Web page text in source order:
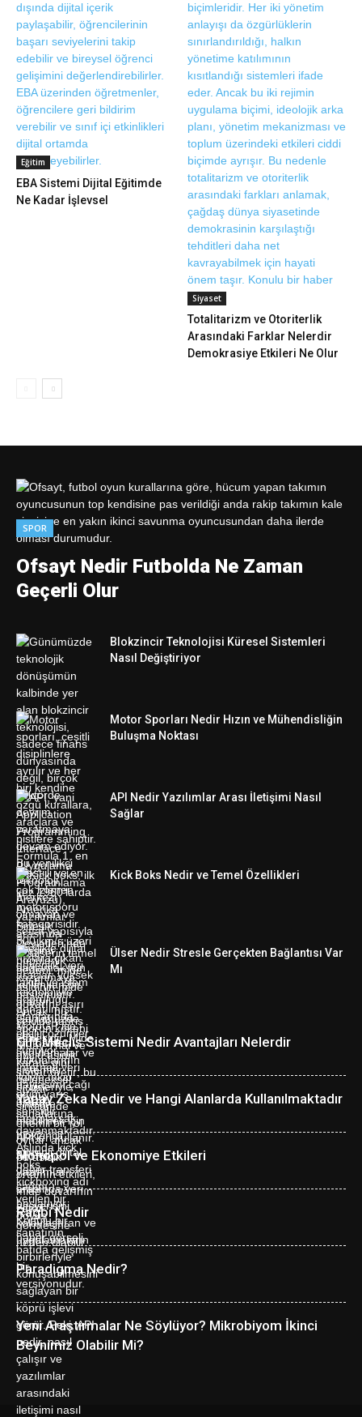
Eğitim
EBA Sistemi Dijital Eğitimde
Ne Kadar İşlevsel
Siyaset
Totalitarizm ve Otoriterlik
Arasındaki Farklar Nelerdir
Demokrasiye Etkileri Ne Olur
SPOR
Ofsayt Nedir Futbolda Ne Zaman
Geçerli Olur
Blokzincir Teknolojisi Küresel Sistemleri
Nasıl Değiştiriyor
Motor Sporları Nedir Hızın ve Mühendisliğin
Buluşma Noktası
API Nedir Yazılımlar Arası İletişimi Nasıl
Sağlar
Kick Boks Nedir ve Temel Özellikleri
Ülser Nedir Stresle Gerçekten Bağlantısı Var
Mı
Çift Meclis Sistemi Nedir Avantajları Nelerdir
Yapay Zeka Nedir ve Hangi Alanlarda Kullanılmaktadır
Monopol ve Ekonomiye Etkileri
Ragbi Nedir
Paradigma Nedir?
Yeni Araştırmalar Ne Söylüyor? Mikrobiyom İkinci
Beynimiz Olabilir Mi?